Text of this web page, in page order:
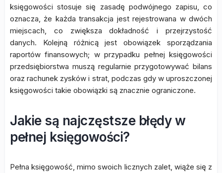
księgowości stosuje się zasadę podwójnego zapisu, co
oznacza, że każda transakcja jest rejestrowana w dwóch
miejscach, co zwiększa dokładność i przejrzystość
danych. Kolejną różnicą jest obowiązek sporządzania
raportów finansowych; w przypadku pełnej księgowości
przedsiębiorstwa muszą regularnie przygotowywać bilans
oraz rachunek zysków i strat, podczas gdy w uproszczonej
księgowości takie obowiązki są znacznie ograniczone.
Jakie są najczęstsze błędy w
pełnej księgowości?
Pełna księgowość, mimo swoich licznych zalet, wiąże się z